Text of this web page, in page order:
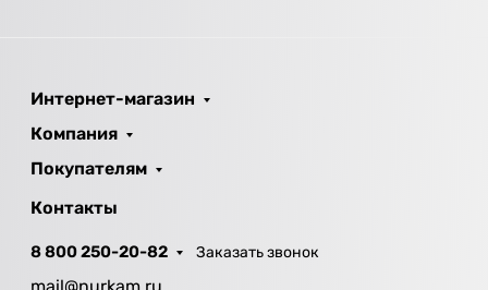
Интернет-магазин
Компания
Покупателям
Контакты
8 800 250-20-82 Заказать звонок